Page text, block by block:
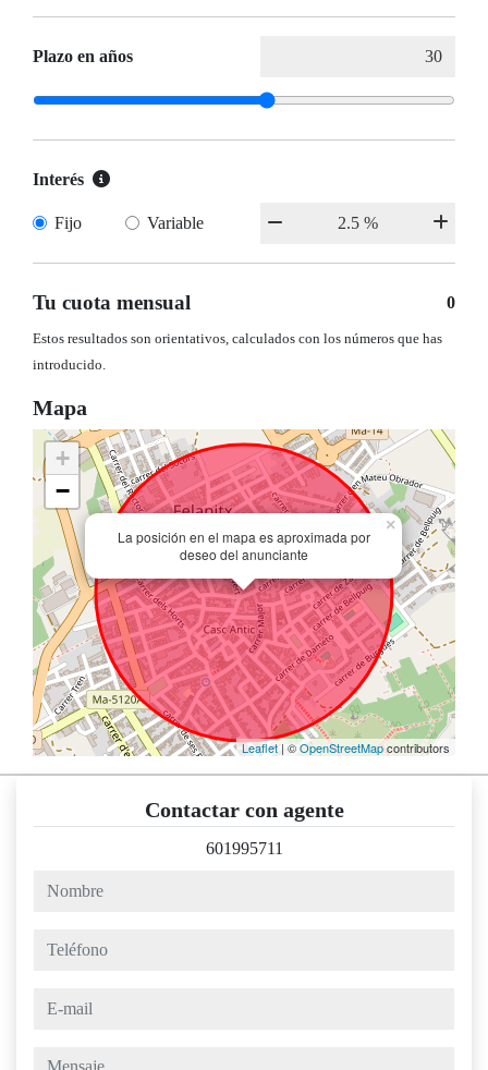
Plazo en años
Interés
Fijo Variable
Tu cuota mensual 0
Estos resultados son orientativos, calculados con los números que has
introducido.
Mapa
La posición en el mapa es aproximada por
deseo del anunciante
×
+
−
Leaflet| ©OpenStreetMapcontributors
Contactar con agente
601995711
nombre
teléfono
e-mail
mensaje